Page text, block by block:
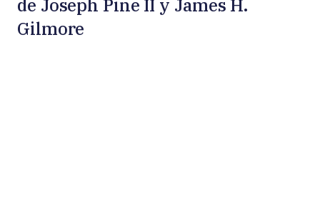
de Joseph Pine II y James H.
Gilmore